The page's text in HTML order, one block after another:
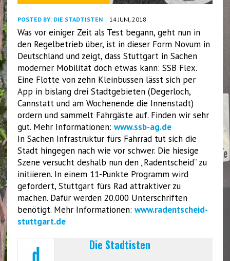
POSTED BY: DIE STADTISTEN 14 JUNI, 2018
Was vor einiger Zeit als Test begann, geht nun in
den Regelbetrieb über, ist in dieser Form Novum in
Deutschland und zeigt, dass Stuttgart in Sachen
moderner Mobilität doch etwas kann: SSB Flex.
Eine Flotte von zehn Kleinbussen lässt sich per
App in bislang drei Stadtgebieten (Degerloch,
Cannstatt und am Wochenende die Innenstadt)
ordern und sammelt Fahrgäste auf. Finden wir sehr
gut. Mehr Informationen: www.ssb-ag.de
In Sachen Infrastruktur fürs Fahrrad tut sich die
Stadt hingegen nach wie vor schwer. Die hiesige
Szene versucht deshalb nun den „Radentscheid“ zu
initiieren. In einem 11-Punkte Programm wird
gefordert, Stuttgart fürs Rad attraktiver zu
machen. Dafür werden 20.000 Unterschriften
benötigt. Mehr Informationen: www.radentscheid-
stuttgart.de
Die Stadtisten